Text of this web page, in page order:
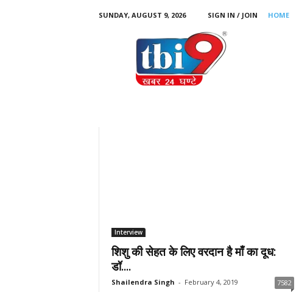
SUNDAY, AUGUST 9, 2026 SIGN IN / JOIN HOME
Interview
शिशु की सेहत के लिए वरदान है माँ का दूध:
डॉ....
Shailendra Singh - February 4, 2019 7582